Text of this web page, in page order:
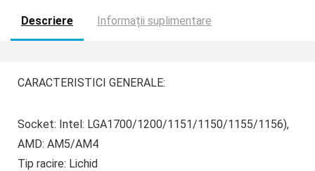
Descriere Informații suplimentare
CARACTERISTICI GENERALE:
Socket: Intel: LGA1700/1200/1151/1150/1155/1156),
AMD: AM5/AM4
Tip racire: Lichid